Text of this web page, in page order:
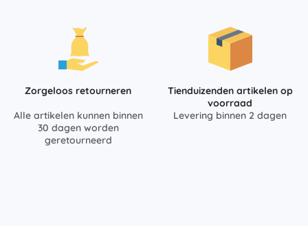
Zorgeloos retourneren
Alle artikelen kunnen binnen
30 dagen worden
geretourneerd
Tienduizenden artikelen op
voorraad
Levering binnen 2 dagen